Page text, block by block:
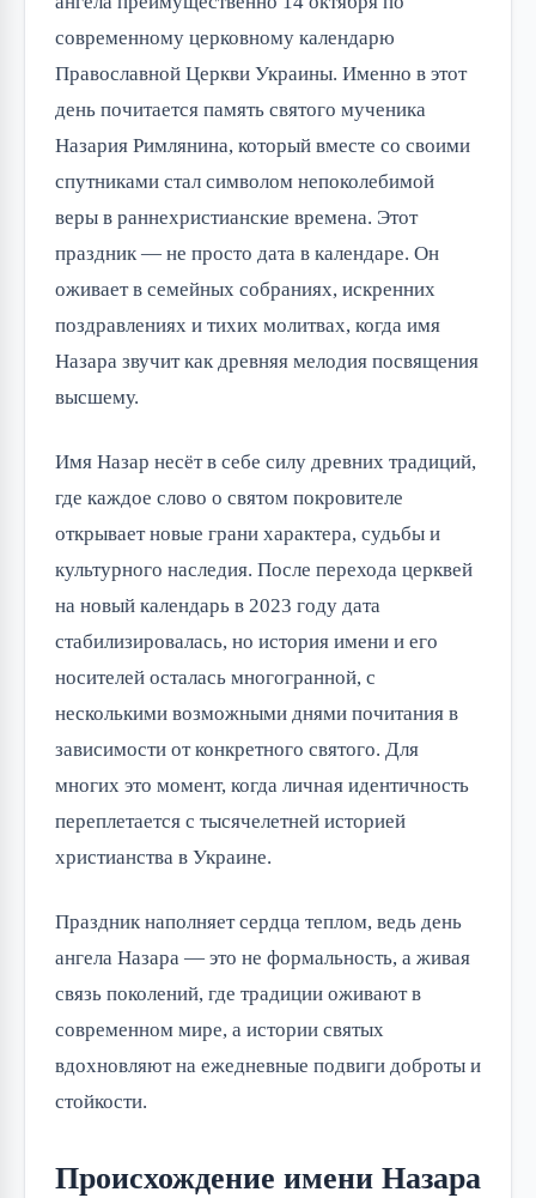
современному церковному календарю
Православной Церкви Украины. Именно в этот
день почитается память святого мученика
Назария Римлянина, который вместе со своими
спутниками стал символом непоколебимой
веры в раннехристианские времена. Этот
праздник — не просто дата в календаре. Он
оживает в семейных собраниях, искренних
поздравлениях и тихих молитвах, когда имя
Назара звучит как древняя мелодия посвящения
высшему.
Имя Назар несёт в себе силу древних традиций,
где каждое слово о святом покровителе
открывает новые грани характера, судьбы и
культурного наследия. После перехода церквей
на новый календарь в 2023 году дата
стабилизировалась, но история имени и его
носителей осталась многогранной, с
несколькими возможными днями почитания в
зависимости от конкретного святого. Для
многих это момент, когда личная идентичность
переплетается с тысячелетней историей
христианства в Украине.
Праздник наполняет сердца теплом, ведь день
ангела Назара — это не формальность, а живая
связь поколений, где традиции оживают в
современном мире, а истории святых
вдохновляют на ежедневные подвиги доброты и
стойкости.
Происхождение имени Назара